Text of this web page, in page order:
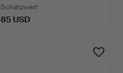
Schätzwert
85 USD